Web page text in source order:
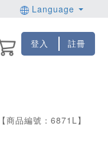
Language
登入 註冊
【商品編號： 6871 L】